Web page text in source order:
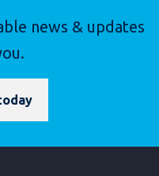
news & updates